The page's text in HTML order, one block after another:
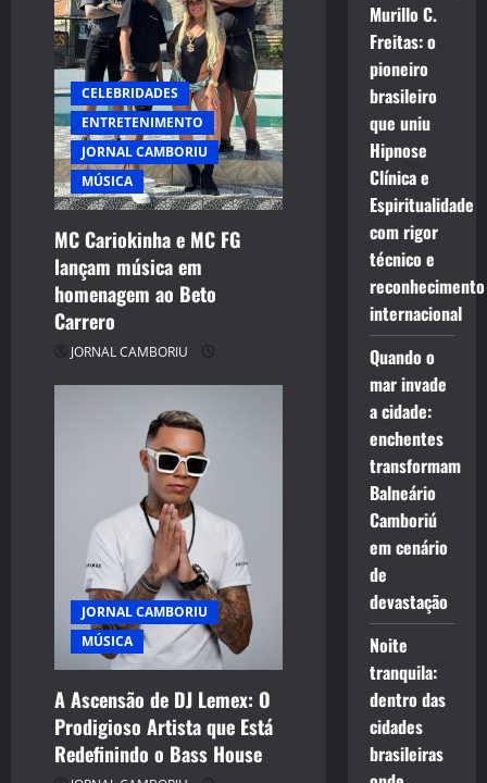
CELEBRIDADES
ENTRETENIMENTO
JORNAL CAMBORIU
MÚSICA
MC Cariokinha e MC FG
lançam música em
homenagem ao Beto
Carrero
JORNAL CAMBORIU
JORNAL CAMBORIU
MÚSICA
A Ascensão de DJ Lemex: O
Prodigioso Artista que Está
Redefinindo o Bass House
Murillo C.
Freitas: o
pioneiro
brasileiro
que uniu
Hipnose
Clínica e
Espiritualidade
com rigor
técnico e
reconhecimento
internacional
Quando o
mar invade
a cidade:
enchentes
transformam
Balneário
Camboriú
em cenário
de
devastação
Noite
tranquila:
dentro das
cidades
brasileiras